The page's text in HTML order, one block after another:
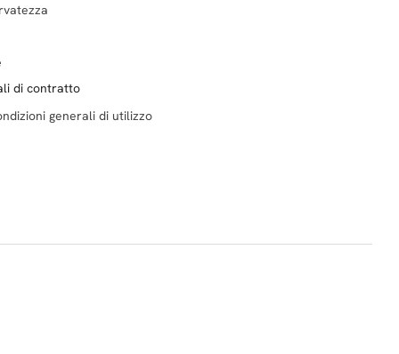
di contratto
generali di utilizzo